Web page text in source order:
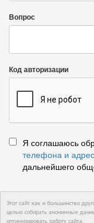
Этот сайт как и большинство
целью собирать анонимные
оптимизировать работу сайта.
Вопрос
Код авторизации
Я соглашаюсь
телефона и
дальнейшего
Отправить вопрос